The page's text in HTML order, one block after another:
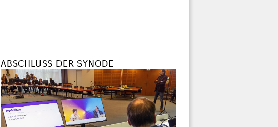
ABSCHLUSS DER SYNODE